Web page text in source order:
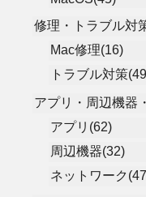
修理・トラブル対
Mac修理(16)
トラブル対策
アプリ・周辺機器
アプリ(62)
周辺機器(32)
ネットワーク